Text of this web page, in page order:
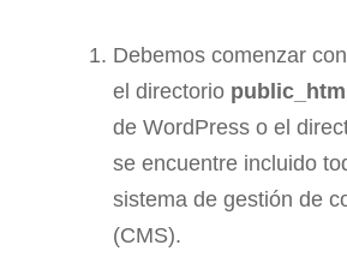
Debemos comenzar
el directorio
de WordPress o el
se encuentre incluido
sistema de gestión de
(CMS).